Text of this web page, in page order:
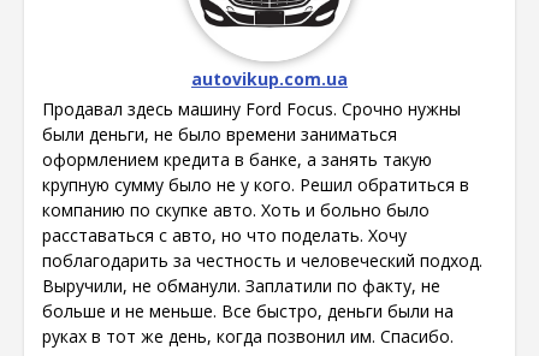
autovikup.com.ua
Продавал здесь машину Ford Focus. Срочно нужны
были деньги, не было времени заниматься
оформлением кредита в банке, а занять такую
крупную сумму было не у кого. Решил обратиться в
компанию по скупке авто. Хоть и больно было
расставаться с авто, но что поделать. Хочу
поблагодарить за честность и человеческий подход.
Выручили, не обманули. Заплатили по факту, не
больше и не меньше. Все быстро, деньги были на
руках в тот же день, когда позвонил им. Спасибо.